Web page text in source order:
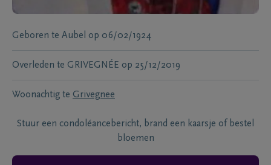
Geboren te Aubel op 06/02/1924
Overleden te GRIVEGNÉE op 25/12/2019
Woonachtig te Grivegnee
Stuur een condoléancebericht, brand een kaarsje of bestel
bloemen